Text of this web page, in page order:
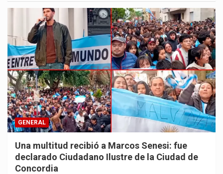
GENERAL
Una multitud recibió a Marcos Senesi: fue
declarado Ciudadano Ilustre de la Ciudad de
Concordia